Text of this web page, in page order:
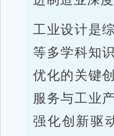
工业设计是
等多学科知
优化的关键
服务与工业
强化创新驱